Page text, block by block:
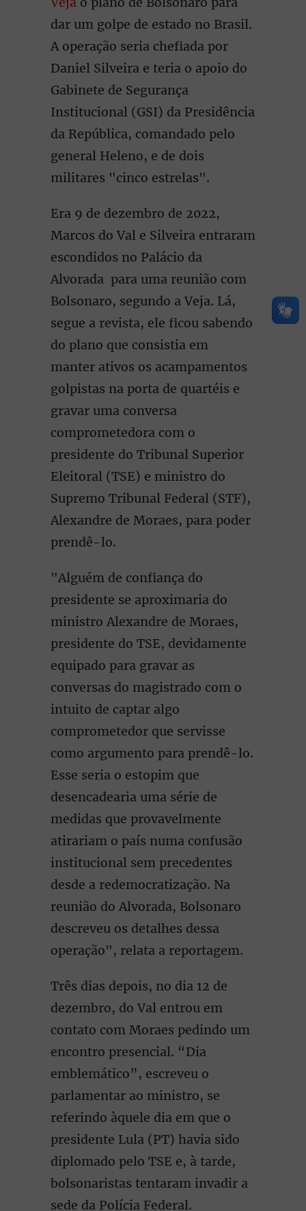
dar um golpe de estado no Brasil.
A operação seria chefiada por
Daniel Silveira e teria o apoio do
Gabinete de Segurança
Institucional (GSI) da Presidência
da República, comandado pelo
general Heleno, e de dois
militares "cinco estrelas".
Era 9 de dezembro de 2022,
Marcos do Val e Silveira entraram
escondidos no Palácio da
Alvorada para uma reunião com
Bolsonaro, segundo a Veja. Lá,
segue a revista, ele ficou sabendo
do plano que consistia em
manter ativos os acampamentos
golpistas na porta de quartéis e
gravar uma conversa
comprometedora com o
presidente do Tribunal Superior
Eleitoral (TSE) e ministro do
Supremo Tribunal Federal (STF),
Alexandre de Moraes, para poder
prendê-lo.
"Alguém de confiança do
presidente se aproximaria do
ministro Alexandre de Moraes,
presidente do TSE, devidamente
equipado para gravar as
conversas do magistrado com o
intuito de captar algo
comprometedor que servisse
como argumento para prendê-lo.
Esse seria o estopim que
desencadearia uma série de
medidas que provavelmente
atirariam o país numa confusão
institucional sem precedentes
desde a redemocratização. Na
reunião do Alvorada, Bolsonaro
descreveu os detalhes dessa
operação", relata a reportagem.
Três dias depois, no dia 12 de
dezembro, do Val entrou em
contato com Moraes pedindo um
encontro presencial. “Dia
emblemático”, escreveu o
parlamentar ao ministro, se
referindo àquele dia em que o
presidente Lula (PT) havia sido
diplomado pelo TSE e, à tarde,
bolsonaristas tentaram invadir a
sede da Polícia Federal.